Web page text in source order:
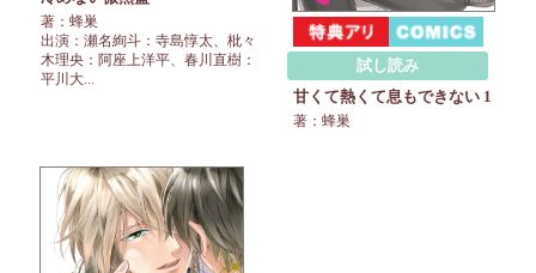
著：蜂巣
出演：瀬名絢斗：寺島惇太、枇々
木理央：阿座上洋平、春川直樹：
平川大...
試し読み
甘くて熱くて息もできない 1
著：蜂巣